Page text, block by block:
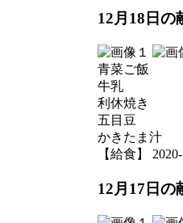
12月18日の
青菜ご飯
牛乳
利休焼き
五目豆
かきたま汁
【給食】
12月17日の